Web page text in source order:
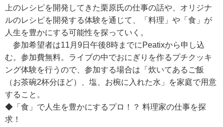
上のレシピを開発してきた栗原氏の仕事の話や、オリジナ
ルのレシピを開発する体験を通じて、「料理」や「食」が
人生を豊かにする可能性を探っていく。
参加希望者は11月9日午後8時までにPeatixから申し込
む。参加費無料。ライブの中でおにぎりを作るプチクッキ
ング体験を行うので、参加する場合は「炊いてあるご飯
（お茶碗2杯分ほど）、塩、お椀に入れた水」を家庭で用意
すること。
◆「食」で人生を豊かにするプロ！？ 料理家の仕事を探
求！